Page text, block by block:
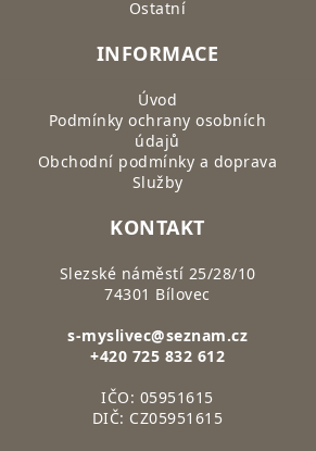
Ostatní
INFORMACE
Úvod
Podmínky ochrany osobních
údajů
Obchodní podmínky a doprava
Služby
KONTAKT
Slezské náměstí 25/28/10
74301 Bílovec
s-myslivec@seznam.cz
+420 725 832 612
IČO: 05951615
DIČ: CZ05951615